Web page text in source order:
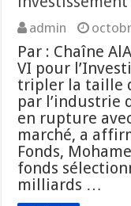
admin
Par : Chaîne
VI pour
tripler la taille
par l’industrie
en rupture
marché, a
Fonds,
fonds
milliards …